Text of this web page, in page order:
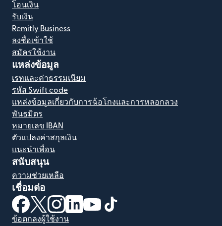
โอนเงิน
รับเงิน
Remitly Business
ลงชื่อเข้าใช้
สมัครใช้งาน
แหล่งข้อมูล
เรทและค่าธรรมเนียม
รหัส Swift code
แหล่งข้อมูลเกี่ยวกับการฉ้อโกงและการหลอกลวง
พันธมิตร
หมายเลข IBAN
ตัวแปลงค่าสกุลเงิน
แนะนำเพื่อน
สนับสนุน
ความช่วยเหลือ
เชื่อมต่อ
(เปิดในหน้าต่างใหม่)
(เปิดในหน้าต่างใหม่)
(เปิดในหน้าต่างใหม่)
(เปิดในหน้าต่างใหม่)
(เปิดในหน้าต่างใหม่)
ข้อตกลงผู้ใช้งาน